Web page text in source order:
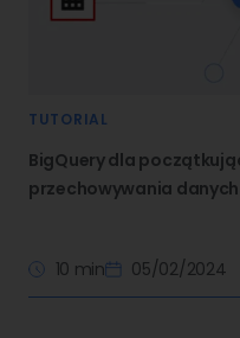
TUTORIAL
BigQuery dla
przechowywania danych
10 min 05/02/2024